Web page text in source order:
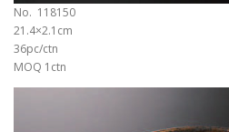
No. 118150
21.4×2.1cm
36pc/ctn
MOQ 1ctn